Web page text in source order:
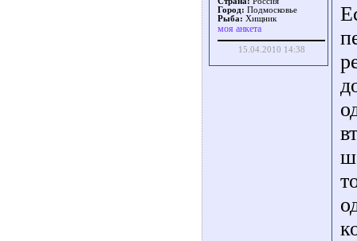
Город: Подмосковье
Рыба: Хищник
моя анкета
15.04.2010 14:38